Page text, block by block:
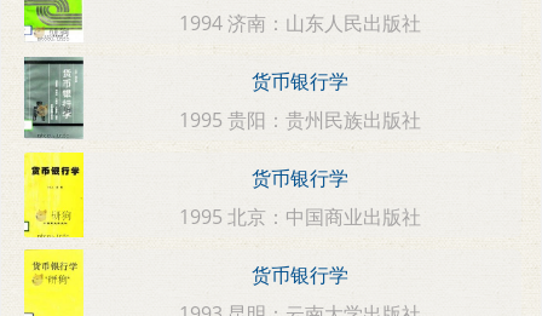
1994 济南：山东人民出版社
货币银行学
1995 贵阳：贵州民族出版社
货币银行学
1995 北京：中国商业出版社
货币银行学